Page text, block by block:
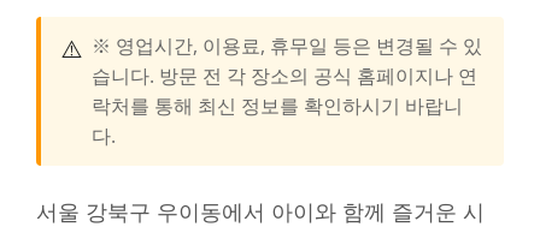
⚠️ ※ 영업시간, 이용료, 휴무일 등은 변경될 수 있
습니다. 방문 전 각 장소의 공식 홈페이지나 연
락처를 통해 최신 정보를 확인하시기 바랍니
다.
서울 강북구 우이동에서 아이와 함께 즐거운 시